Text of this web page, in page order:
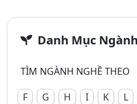
Danh Mục
TÌM NGÀNH NGHỀ THEO
F
G H I K L